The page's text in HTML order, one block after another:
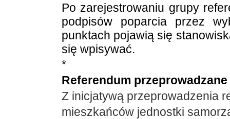
Po zarejestrowaniu grupy
podpisów poparcia przez
punktach pojawią się
się wpisywać.
*
Referendum
Z inicjatywą przeprowadzenia
mieszkańców jednostki